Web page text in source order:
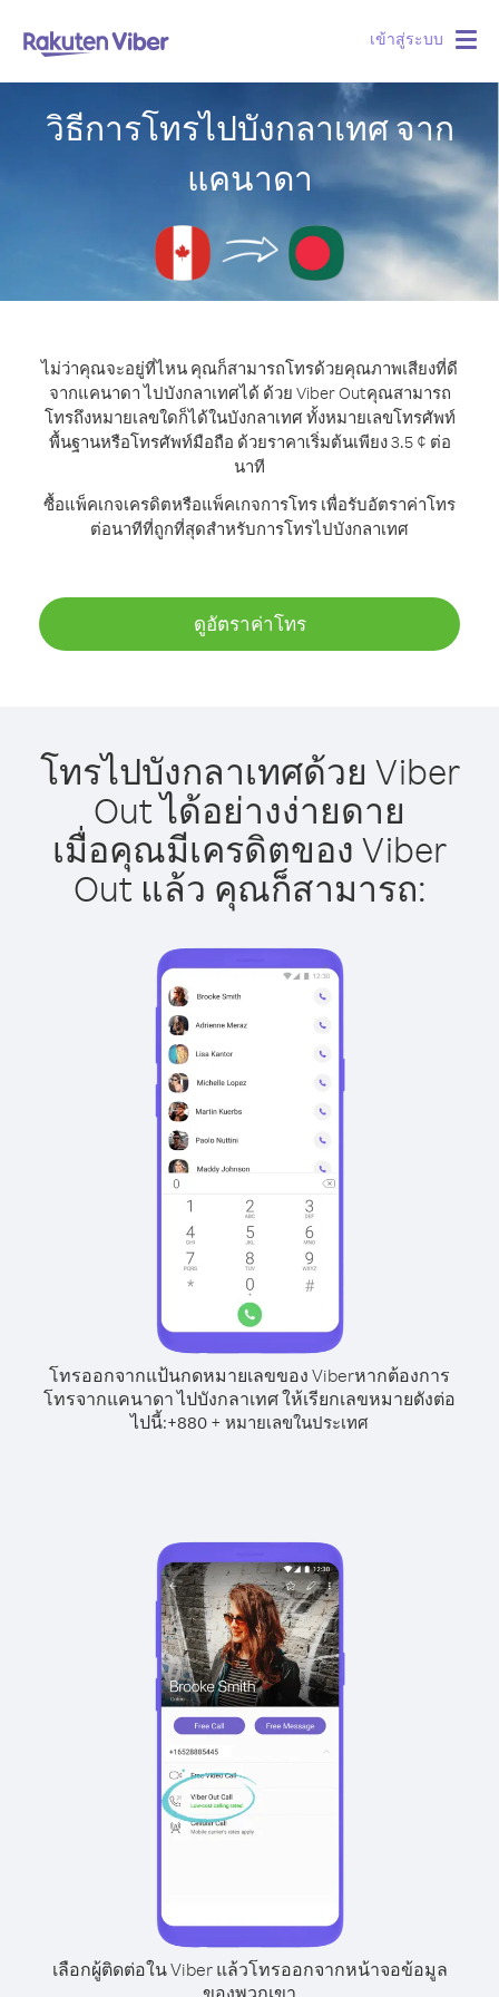
เข้าสู่ระบบ
วิธีการโทรไปบังกลาเทศ จาก
แคนาดา
ไม่ว่าคุณจะอยู่ที่ไหน คุณก็สามารถโทรด้วยคุณภาพเสียงที่ดี
จากแคนาดา ไปบังกลาเทศได้ ด้วย Viber Outคุณสามารถ
โทรถึงหมายเลขใดก็ได้ในบังกลาเทศ ทั้งหมายเลขโทรศัพท์
พื้นฐานหรือโทรศัพท์มือถือ ด้วยราคาเริ่มต้นเพียง 3.5 ¢ ต่อ
นาที
ซื้อแพ็คเกจเครดิตหรือแพ็คเกจการโทร เพื่อรับอัตราค่าโทร
ต่อนาทีที่ถูกที่สุดสำหรับการโทรไปบังกลาเทศ
ดูอัตราค่าโทร
โทรไปบังกลาเทศด้วย Viber
Out ได้อย่างง่ายดาย
เมื่อคุณมีเครดิตของ Viber
Out แล้ว คุณก็สามารถ:
โทรออกจากแป้นกดหมายเลขของ Viberหากต้องการ
โทรจากแคนาดา ไปบังกลาเทศ ให้เรียกเลขหมายดังต่อ
ไปนี้:+880 + หมายเลขในประเทศ
เลือกผู้ติดต่อใน Viber แล้วโทรออกจากหน้าจอข้อมูล
ของพวกเขา